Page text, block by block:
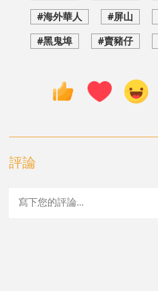
#海外華人
#屏山
#黑鬼埠
#賣豬仔
評論